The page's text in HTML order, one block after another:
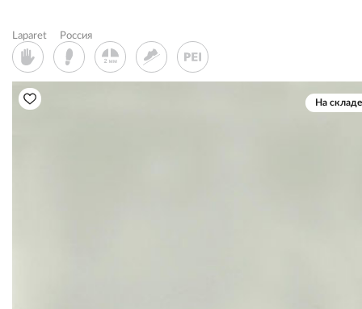
Laparet Россия
На складе